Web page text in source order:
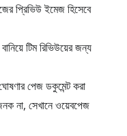
প্রিভিউ ইমেজ হিসেবে
টিম রিভিউয়ের জন্য
পেজ ডকুমেন্ট করা
না, সেখানে ওয়েবপেজ